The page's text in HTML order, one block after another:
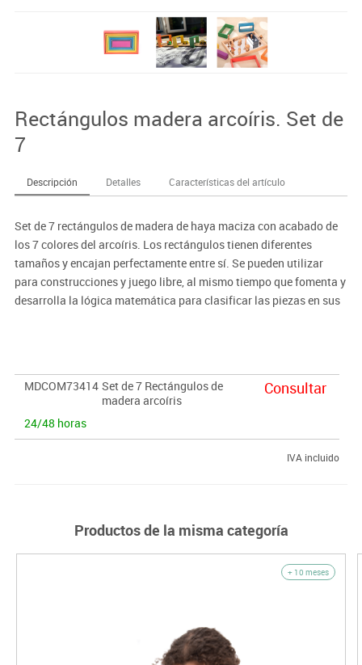
Rectángulos madera arcoíris. Set de
7
Descripción Detalles Características del artículo
Set de 7 rectángulos de madera de haya maciza con acabado de
los 7 colores del arcoíris. Los rectángulos tienen diferentes
tamaños y encajan perfectamente entre sí. Se pueden utilizar
para construcciones y juego libre, al mismo tiempo que fomenta y
desarrolla la lógica matemática para clasificar las piezas en sus
MDCOM73414 Set de 7 Rectángulos de
madera arcoíris
24/48 horas
Consultar
IVA incluido
Productos de la misma categoría
+ 10 meses